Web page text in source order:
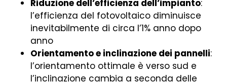
Riduzione dell’efficienza dell’impianto:
l’efficienza del fotovoltaico diminuisce
inevitabilmente di circa l’1% anno dopo
anno
Orientamento e inclinazione dei pannelli:
l’orientamento ottimale è verso sud e
l’inclinazione cambia a seconda delle